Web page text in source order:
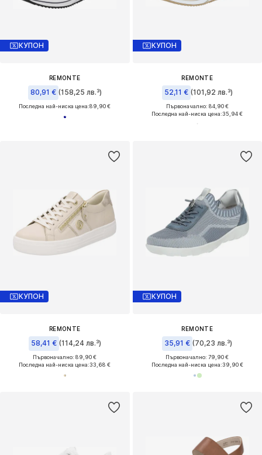
КУПОН
REMONTE
80,91 € (158,25 лв.³)
Последна най-ниска цена:89,90 €
КУПОН
REMONTE
52,11 € (101,92 лв.³)
Първоначално: 84,90 €
Последна най-ниска цена:35,94 €
КУПОН
REMONTE
58,41 € (114,24 лв.³)
Първоначално: 89,90 €
Последна най-ниска цена:33,68 €
КУПОН
REMONTE
35,91 € (70,23 лв.³)
Първоначално: 79,90 €
Последна най-ниска цена:39,90 €